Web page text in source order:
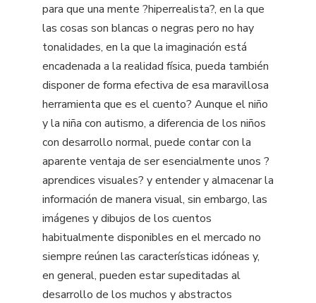
para que una mente ?hiperrealista?, en la que
las cosas son blancas o negras pero no hay
tonalidades, en la que la imaginación está
encadenada a la realidad física, pueda también
disponer de forma efectiva de esa maravillosa
herramienta que es el cuento? Aunque el niño
y la niña con autismo, a diferencia de los niños
con desarrollo normal, puede contar con la
aparente ventaja de ser esencialmente unos ?
aprendices visuales? y entender y almacenar la
información de manera visual, sin embargo, las
imágenes y dibujos de los cuentos
habitualmente disponibles en el mercado no
siempre reúnen las características idóneas y,
en general, pueden estar supeditadas al
desarrollo de los muchos y abstractos